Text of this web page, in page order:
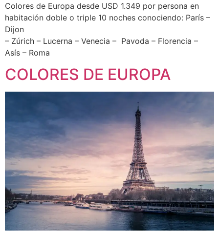
Colores de Europa desde USD 1.349 por persona en
habitación doble o triple 10 noches conociendo: París –
Dijon
– Zúrich – Lucerna – Venecia – Pavoda – Florencia –
Asís – Roma
COLORES DE EUROPA